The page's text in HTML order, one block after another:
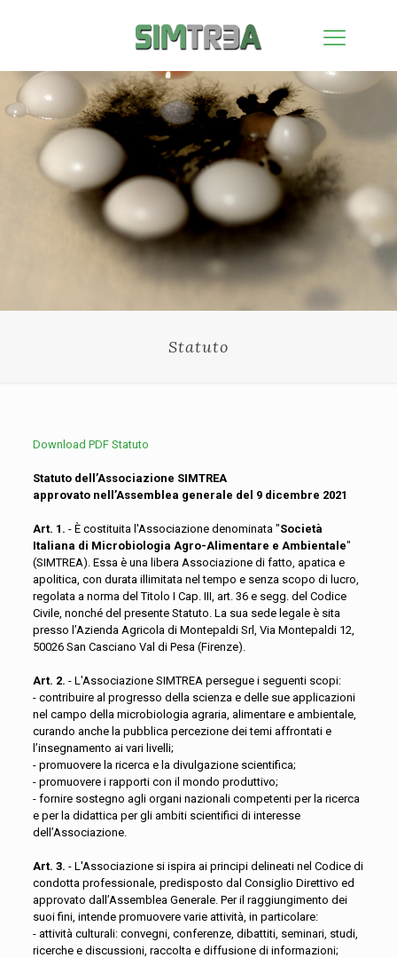
Statuto
Download PDF Statuto
Statuto dell’Associazione SIMTREA
approvato nell’Assemblea generale del 9 dicembre 2021
Art. 1. - È costituita l'Associazione denominata "Società
Italiana di Microbiologia Agro-Alimentare e Ambientale"
(SIMTREA). Essa è una libera Associazione di fatto, apatica e
apolitica, con durata illimitata nel tempo e senza scopo di lucro,
regolata a norma del Titolo I Cap. III, art. 36 e segg. del Codice
Civile, nonché del presente Statuto. La sua sede legale è sita
presso l’Azienda Agricola di Montepaldi Srl, Via Montepaldi 12,
50026 San Casciano Val di Pesa (Firenze).
Art. 2.- L'Associazione SIMTREA persegue i seguenti scopi:
- contribuire al progresso della scienza e delle sue applicazioni
nel campo della microbiologia agraria, alimentare e ambientale,
curando anche la pubblica percezione dei temi affrontati e
l’insegnamento ai vari livelli;
- promuovere la ricerca e la divulgazione scientifica;
- promuovere i rapporti con il mondo produttivo;
- fornire sostegno agli organi nazionali competenti per la ricerca
e per la didattica per gli ambiti scientifici di interesse
dell’Associazione.
Art. 3. - L'Associazione si ispira ai principi delineati nel Codice di
condotta professionale, predisposto dal Consiglio Direttivo ed
approvato dall’Assemblea Generale. Per il raggiungimento dei
suoi fini, intende promuovere varie attività, in particolare:
- attività culturali: convegni, conferenze, dibattiti, seminari, studi,
ricerche e discussioni, raccolta e diffusione di informazioni;